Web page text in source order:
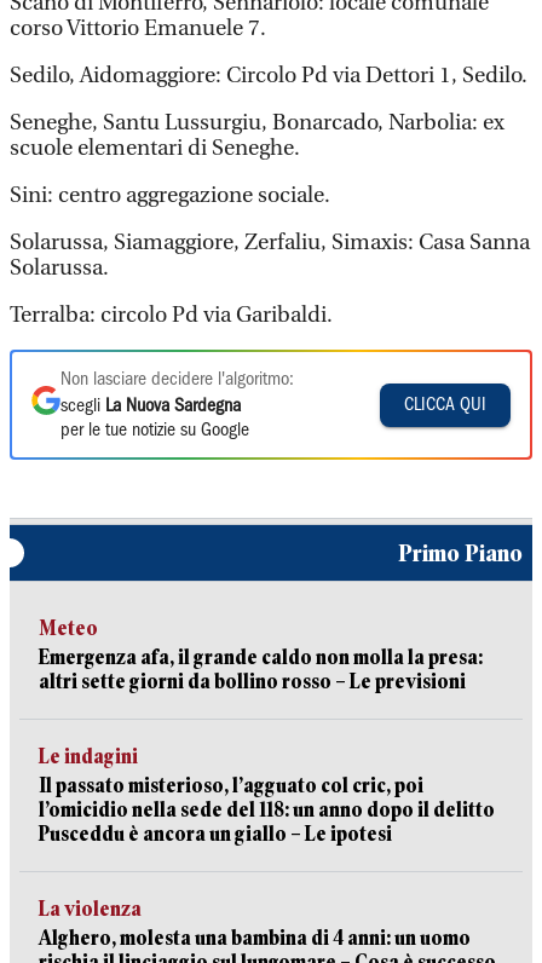
corso Vittorio Emanuele 7.
Sedilo, Aidomaggiore: Circolo Pd via Dettori 1, Sedilo.
Seneghe, Santu Lussurgiu, Bonarcado, Narbolia: ex
scuole elementari di Seneghe.
Sini: centro aggregazione sociale.
Solarussa, Siamaggiore, Zerfaliu, Simaxis: Casa Sanna
Solarussa.
Terralba: circolo Pd via Garibaldi.
Non lasciare decidere l'algoritmo:
scegli La Nuova Sardegna
per le tue notizie su Google
CLICCA QUI
Primo Piano
Meteo
Emergenza afa, il grande caldo non molla la presa:
altri sette giorni da bollino rosso – Le previsioni
Le indagini
Il passato misterioso, l’agguato col cric, poi
l’omicidio nella sede del 118: un anno dopo il delitto
Pusceddu è ancora un giallo – Le ipotesi
La violenza
Alghero, molesta una bambina di 4 anni: un uomo